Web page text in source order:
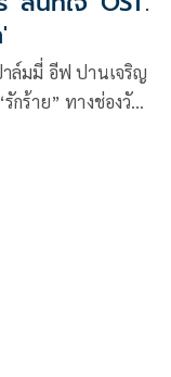
าล์มมี่ อีฟ ปานเจริญ
รักร้าย” ทางช่องวัน